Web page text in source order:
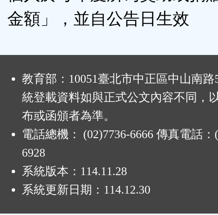
金額」，並自公告日生效
教育部：10051臺北市中正區中山南
統登載資料如與正式公文內容不同，
布或函頒者為準。
電話總機： (02)7736-6666 傳真電話：
6928
系統版本： 114.11.28
系統更新日期： 114.12.30